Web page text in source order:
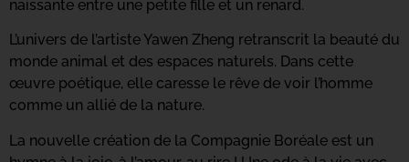
naissante entre une petite fille et un renard.
L’univers de l’artiste Yawen Zheng retranscrit la beauté du
monde animal et des espaces naturels. Dans cette
œuvre poétique, elle caresse le rêve de voir l’homme
comme un allié de la nature.
La nouvelle création de la Compagnie Boréale est un